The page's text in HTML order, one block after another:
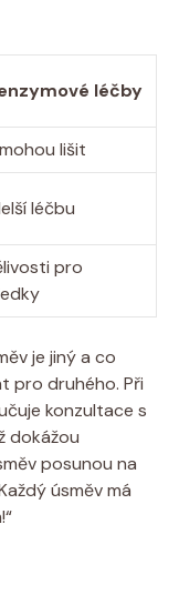
léčby
lišit
léčbu
pro
je jiný a co
pro druhého. Při
konzultace s
dokážou
posunou na
úsměv má